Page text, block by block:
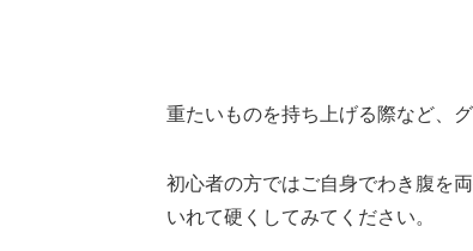
重たいものを持ち上げる際など、
初心者の方ではご自身でわき腹を
いれて硬くしてみてください。